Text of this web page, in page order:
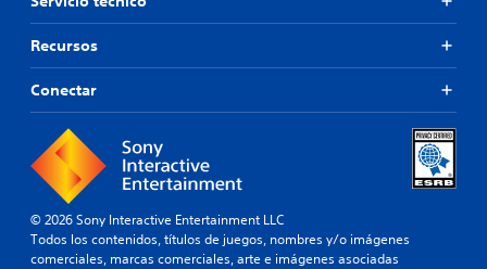
Recursos
Conectar
© 2026 Sony Interactive Entertainment LLC
Todos los contenidos, títulos de juegos, nombres y/o imágenes
comerciales, marcas comerciales, arte e imágenes asociadas